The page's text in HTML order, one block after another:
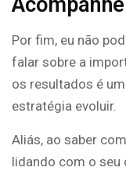
Por fim, eu não
falar sobre a
os resultados é
estratégia evoluir.
Aliás, ao saber
lidando com o seu